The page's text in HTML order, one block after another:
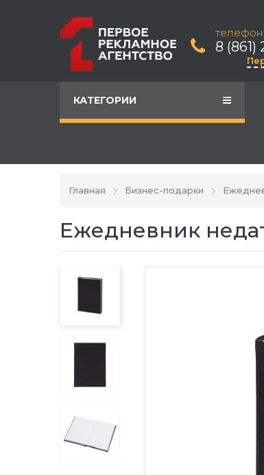
телефон:
8 (861)
КАТЕГОРИИ
Главная Бизнес-подарки
Ежедневник